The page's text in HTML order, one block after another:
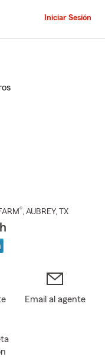
Iniciar Sesión
®, AUBREY, TX
Email al agente